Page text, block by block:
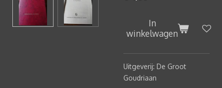
In
winkelwagen
Uitgeverij: De Groot
Goudriaan